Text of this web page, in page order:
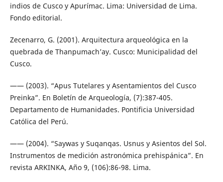
indios de Cusco y Apurímac. Lima: Universidad de Lima.
Fondo editorial.
Zecenarro, G. (2001). Arquitectura arqueológica en la
quebrada de Thanpumach’ay. Cusco: Municipalidad del
Cusco.
—— (2003). “Apus Tutelares y Asentamientos del Cusco
Preinka”. En Boletín de Arqueología, (7):387-405.
Departamento de Humanidades. Pontificia Universidad
Católica del Perú.
—— (2004). “Saywas y Suqanqas. Usnus y Asientos del Sol.
Instrumentos de medición astronómica prehispánica”. En
revista ARKINKA, Año 9, (106):86-98. Lima.